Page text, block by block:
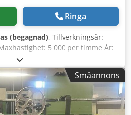
Ringa
(begagnad), Tillverkningsår:
Maxhastighet: 5 000 per timme År:
Max bredd: 1 580 mm
Bobst 2015 Dcodpfxjxcayyo Aatjk
Småannons